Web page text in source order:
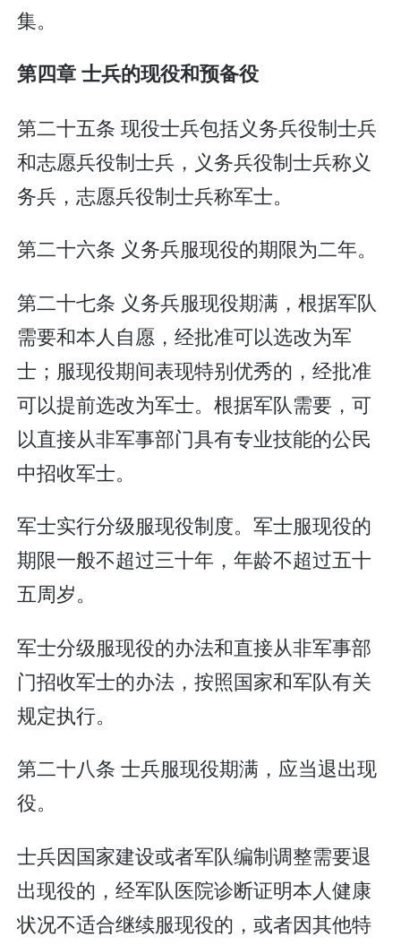
集。
第四章 士兵的现役和预备役
第二十五条 现役士兵包括义务兵役制士兵
和志愿兵役制士兵，义务兵役制士兵称义
务兵，志愿兵役制士兵称军士。
第二十六条 义务兵服现役的期限为二年。
第二十七条 义务兵服现役期满，根据军队
需要和本人自愿，经批准可以选改为军
士；服现役期间表现特别优秀的，经批准
可以提前选改为军士。根据军队需要，可
以直接从非军事部门具有专业技能的公民
中招收军士。
军士实行分级服现役制度。军士服现役的
期限一般不超过三十年，年龄不超过五十
五周岁。
军士分级服现役的办法和直接从非军事部
门招收军士的办法，按照国家和军队有关
规定执行。
第二十八条 士兵服现役期满，应当退出现
役。
士兵因国家建设或者军队编制调整需要退
出现役的，经军队医院诊断证明本人健康
状况不适合继续服现役的，或者因其他特